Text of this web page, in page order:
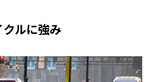
ルに強み